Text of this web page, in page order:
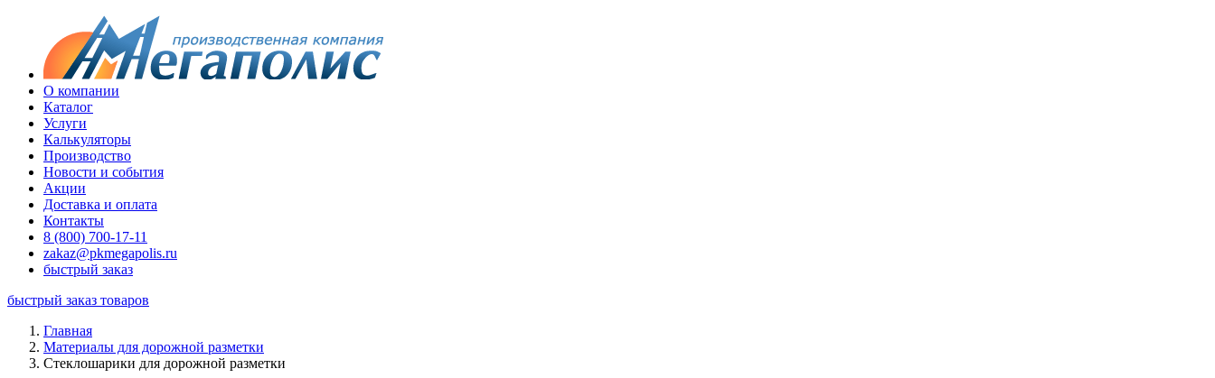
О компании
Каталог
Услуги
Калькуляторы
Производство
Новости и события
Акции
Доставка и оплата
Контакты
8 (800) 700-17-11
zakaz@pkmegapolis.ru
быстрый заказ
быстрый заказ товаров
Главная
Материалы для дорожной разметки
Стеклошарики для дорожной разметки